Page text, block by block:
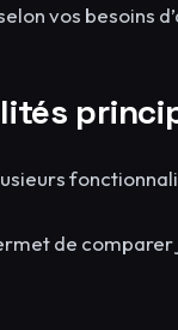
vos besoins
de